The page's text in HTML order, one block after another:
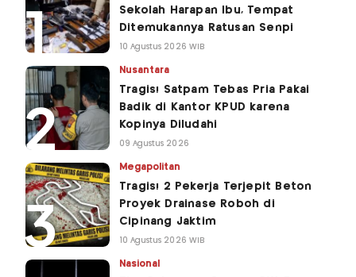
Sekolah Harapan Ibu, Tempat
Ditemukannya Ratusan Senpi
10 Agustus 2026 WIB
Nusantara
Tragis! Satpam Tebas Pria Pakai
Badik di Kantor KPUD karena
Kopinya Diludahi
09 Agustus 2026
Megapolitan
Tragis! 2 Pekerja Terjepit Beton
Proyek Drainase Roboh di
Cipinang Jaktim
10 Agustus 2026 WIB
Nasional